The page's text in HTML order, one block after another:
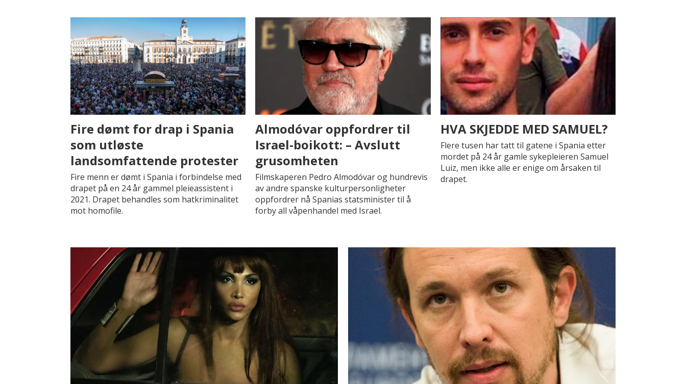
Fire dømt for drap i Spania
som utløste
landsomfattende protester
Fire menn er dømt i Spania i forbindelse med
drapet på en 24 år gammel pleieassistent i
2021. Drapet behandles som hatkriminalitet
mot homofile.
Almodóvar oppfordrer til
Israel-boikott: – Avslutt
grusomheten
Filmskaperen Pedro Almodóvar og hundrevis
av andre spanske kulturpersonligheter
oppfordrer nå Spanias statsminister til å
forby all våpenhandel med Israel.
HVA SKJEDDE MED SAMUEL?
Flere tusen har tatt til gatene i Spania etter
mordet på 24 år gamle sykepleieren Samuel
Luiz, men ikke alle er enige om årsaken til
drapet.